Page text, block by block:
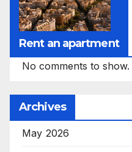
Rent an apartment
No comments to show.
Archives
May 2026